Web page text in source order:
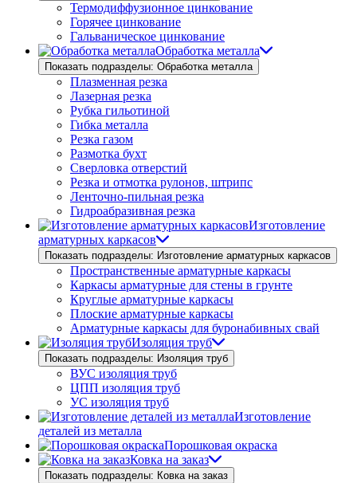
Термодиффузионное цинкование
Горячее цинкование
Гальваническое цинкование
Обработка металла
Показать подразделы: Обработка металла
Плазменная резка
Лазерная резка
Рубка гильотиной
Гибка металла
Резка газом
Размотка бухт
Сверловка отверстий
Резка и отмотка рулонов, штрипс
Ленточно-пильная резка
Гидроабразивная резка
Изготовление
арматурных каркасов
Показать подразделы: Изготовление арматурных каркасов
Пространственные арматурные каркасы
Каркасы арматурные для стены в грунте
Круглые арматурные каркасы
Плоские арматурные каркасы
Арматурные каркасы для буронабивных свай
Изоляция труб
Показать подразделы: Изоляция труб
ВУС изоляция труб
ЦПП изоляция труб
УС изоляция труб
Изготовление
деталей из металла
Порошковая окраска
Ковка на заказ
Показать подразделы: Ковка на заказ